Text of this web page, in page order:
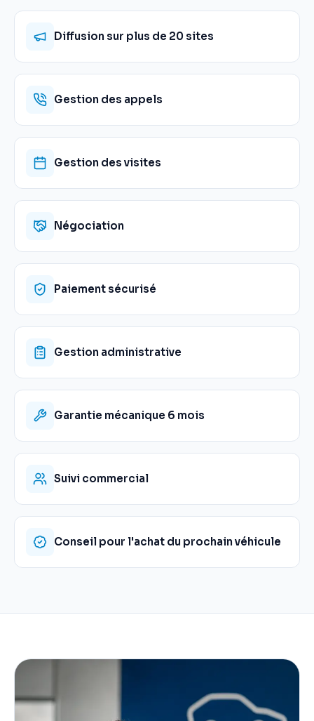
Diffusion sur plus de 20 sites
Gestion des appels
Gestion des visites
Négociation
Paiement sécurisé
Gestion administrative
Garantie mécanique 6 mois
Suivi commercial
Conseil pour l'achat du prochain véhicule